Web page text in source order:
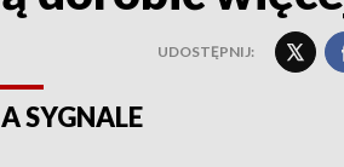
UDOSTĘPNIJ:
SYGNALE